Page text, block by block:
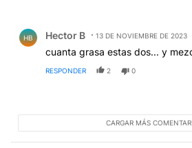
HB Hector B 13 DE NOVIEMBRE DE 2023
cuanta grasa estas dos... y
RESPONDER 2 0
CARGAR MÁS